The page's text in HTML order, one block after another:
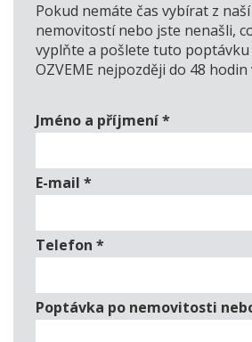
Pokud nemáte čas vybírat z
nemovitostí nebo jste nenašli,
vyplňte a pošlete tuto poptávku
OZVEME nejpozději do 48
Jméno a příjmení*
E-mail *
Telefon *
Poptávka po nemovitosti